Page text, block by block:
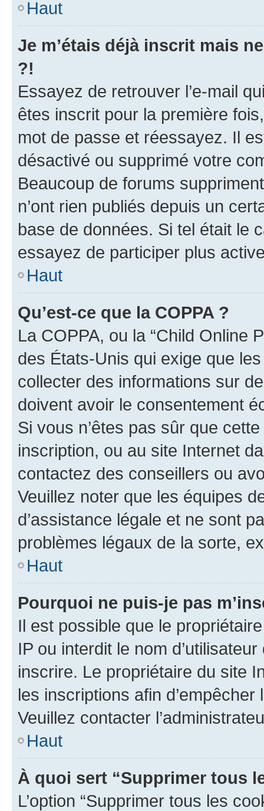
Haut
Je m’étais déjà inscrit mais
?!
Essayez de retrouver l’e-mail
êtes inscrit pour la première
mot de passe et réessayez. Il
désactivé ou supprimé votre
Beaucoup de forums
n’ont rien publiés depuis un
base de données. Si tel était le
essayez de participer plus
Haut
Qu’est-ce que la COPPA ?
La COPPA, ou la “Child Online
des États-Unis qui exige que
collecter des informations sur
doivent avoir le consentement
Si vous n’êtes pas sûr que
inscription, ou au site Internet
contactez des conseillers ou
Veuillez noter que les équipes
d’assistance légale et ne sont
problèmes légaux de la sorte,
Haut
Pourquoi ne puis-je pas
Il est possible que le
IP ou interdit le nom
inscrire. Le propriétaire du site
les inscriptions afin
Veuillez contacter
Haut
À quoi sert “Supprimer tous
L’option “Supprimer tous les